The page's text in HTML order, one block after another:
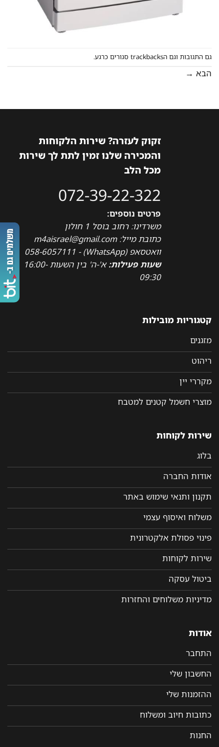
גם התגובות וגם הtrackbacks סגורים כרגע.
הבא →
זקוק לעזרה? שירות הלקוחות
והמכירה שלנו זמין לתת לך שירות
מכל הלב
072-39-22-322
פרטים נוספים:
משרדינו: רחוב בוסל 1 חולון
כתובת מייל: m4aisrael@gmail.com
וואטסאפ (WhatsApp) - 058-6057111
שעות פעילות:
א'-ה' בין השעות 16:00-
09:30
קטגוריות מובילות
מזגנים
ריהוט
מקררי יין
מוצרי חשמל קטנים למטבח
שירות לקוחות
בלוג
אודות החברה
תקנון ותנאי שימוש באתר
משלוח ואיסוף עצמי
פינוי פסולת אלקטרונית
שירות לקוחות
ביטול עסקה
מדיניות משלוחים והחזרות
אודות
התחבר
החשבון שלי
ההזמנות שלי
כתובות חיוב ומשלוח
החנות